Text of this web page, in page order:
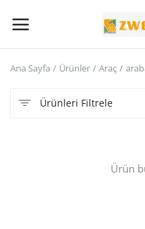
Sat
Ana Sayfa Ürünler Araç
Ürünleri Filtrele
Ürün